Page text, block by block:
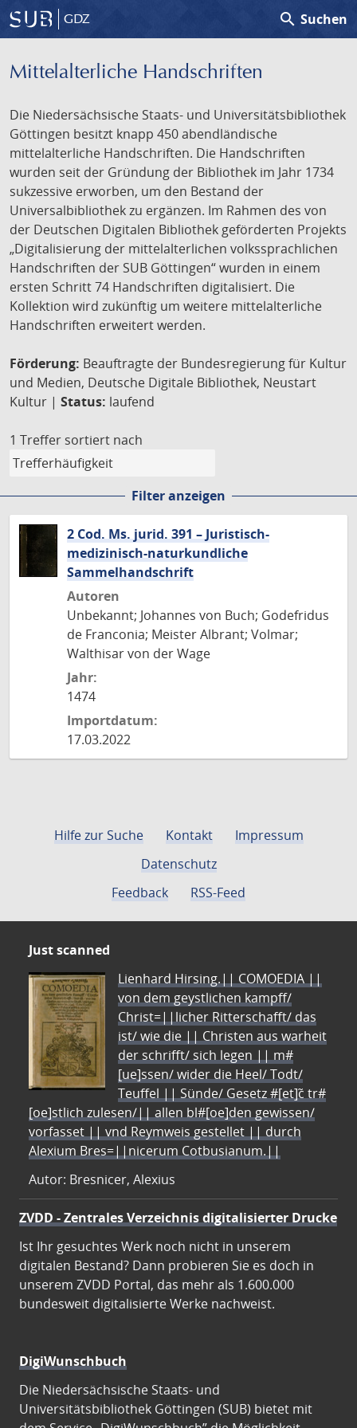
GDZ search Suchen
Mittelalterliche Handschriften
Die Niedersächsische Staats- und Universitätsbibliothek
Göttingen besitzt knapp 450 abendländische
mittelalterliche Handschriften. Die Handschriften
wurden seit der Gründung der Bibliothek im Jahr 1734
sukzessive erworben, um den Bestand der
Universalbibliothek zu ergänzen. Im Rahmen des von
der Deutschen Digitalen Bibliothek geförderten Projekts
„Digitalisierung der mittelalterlichen volkssprachlichen
Handschriften der SUB Göttingen“ wurden in einem
ersten Schritt 74 Handschriften digitalisiert. Die
Kollektion wird zukünftig um weitere mittelalterliche
Handschriften erweitert werden.
Förderung: Beauftragte der Bundesregierung für Kultur
und Medien, Deutsche Digitale Bibliothek, Neustart
Kultur | Status: laufend
1 Treffer sortiert nach
Filter anzeigen
2 Cod. Ms. jurid. 391 – Juristisch-
medizinisch-naturkundliche
Sammelhandschrift
Autoren
Unbekannt; Johannes von Buch; Godefridus
de Franconia; Meister Albrant; Volmar;
Walthisar von der Wage
Jahr:
1474
Importdatum:
17.03.2022
Hilfe zur Suche Kontakt
Impressum
Datenschutz
Feedback
RSS-Feed
Just scanned
Lienhard Hirsing.|| COMOEDIA ||
von dem geystlichen kampff/
Christ=||licher Ritterschafft/ das
ist/ wie die || Christen aus warheit
der schrifft/ sich legen || m#
[ue]ssen/ wider die Heel/ Todt/
Teuffel || Sünde/ Gesetz #[et]c̃ tr#
[oe]stlich zulesen/|| allen bl#[oe]den gewissen/
vorfasset || vnd Reymweis gestellet || durch
Alexium Bres=||nicerum Cotbusianum.||
Autor: Bresnicer, Alexius
ZVDD - Zentrales Verzeichnis digitalisierter Drucke
Ist Ihr gesuchtes Werk noch nicht in unserem
digitalen Bestand? Dann probieren Sie es doch in
unserem ZVDD Portal, das mehr als 1.600.000
bundesweit digitalisierte Werke nachweist.
DigiWunschbuch
Die Niedersächsische Staats- und
Universitätsbibliothek Göttingen (SUB) bietet mit